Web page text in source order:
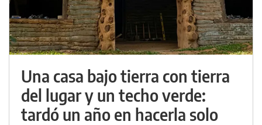
Una casa bajo tierra con tierra
del lugar y un techo verde:
tardó un año en hacerla solo